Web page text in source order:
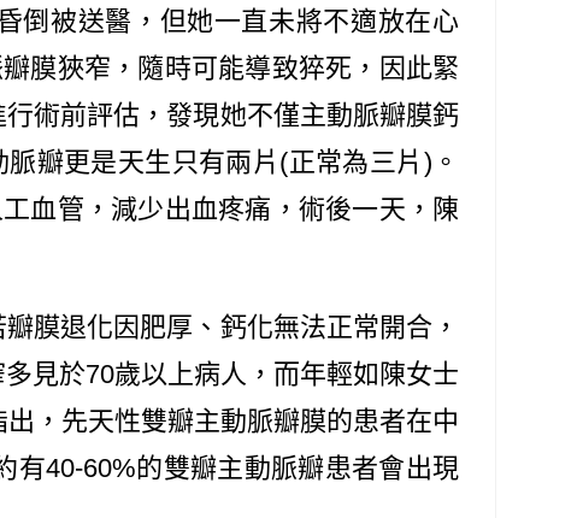
被送醫，但她一直未將不適放在心
膜狹窄，隨時可能導致猝死，因此緊
術前評估，發現她不僅主動脈瓣膜鈣
瓣更是天生只有兩片(正常為三片)。
血管，減少出血疼痛，術後一天，陳
退化因肥厚、鈣化無法正常開合，
見於70歲以上病人，而年輕如陳女士
，先天性雙瓣主動脈瓣膜的患者在中
有40-60%的雙瓣主動脈瓣患者會出現